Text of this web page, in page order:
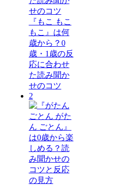
『もこ もこ
もこ』は何
歳から？0
歳・1歳の反
応に合わせ
た読み聞か
せのコツ
2